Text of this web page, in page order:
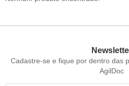
Cadastre-se e fique por dentro das
AgilDoc